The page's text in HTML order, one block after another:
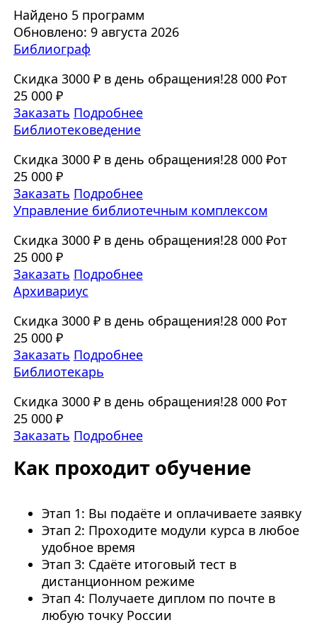
Найдено 5 программ
Обновлено: 9 августа 2026
Библиограф
Скидка 3000 ₽ в день обращения!28 000 ₽от
25 000 ₽
Заказать Подробнее
Библиотековедение
Скидка 3000 ₽ в день обращения!28 000 ₽от
25 000 ₽
Заказать Подробнее
Управление библиотечным комплексом
Скидка 3000 ₽ в день обращения!28 000 ₽от
25 000 ₽
Заказать Подробнее
Архивариус
Скидка 3000 ₽ в день обращения!28 000 ₽от
25 000 ₽
Заказать Подробнее
Библиотекарь
Скидка 3000 ₽ в день обращения!28 000 ₽от
25 000 ₽
Заказать Подробнее
Как проходит обучение
Этап 1: Вы подаёте и оплачиваете заявку
Этап 2: Проходите модули курса в любое
удобное время
Этап 3: Сдаёте итоговый тест в
дистанционном режиме
Этап 4: Получаете диплом по почте в
любую точку России